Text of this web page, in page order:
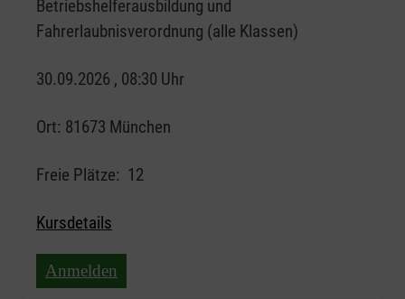
Betriebshelferausbildung und
Fahrerlaubnisverordnung (alle Klassen)
30.09.2026 , 08:30 Uhr
Ort: 81673 München
Freie Plätze: 12
Kursdetails
Anmelden